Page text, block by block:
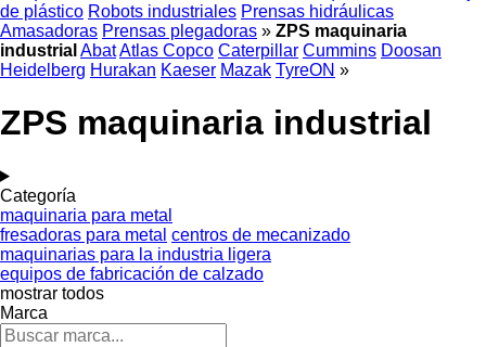
de plástico Robots industriales Prensas hidráulicas
Amasadoras Prensas plegadoras » ZPS maquinaria
industrial AbatAtlas Copco Caterpillar Cummins Doosan
Heidelberg Hurakan Kaeser Mazak TyreON »
ZPS maquinaria industrial
Categoría
maquinaria para metal
fresadoras para metal centros de mecanizado
maquinarias para la industria ligera
equipos de fabricación de calzado
mostrar todos
Marca